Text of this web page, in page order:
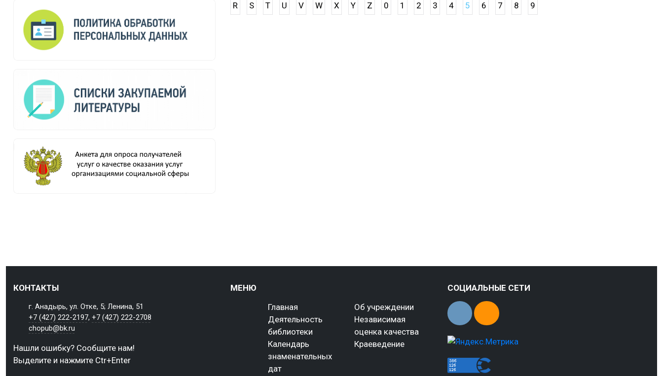
R S T U V W X Y Z 0 1 2 3 4 5 6 7 8 9
КОНТАКТЫ
г. Анадырь, ул. Отке, 5; Ленина, 51
+7 (427) 222-2197,+7 (427) 222-2708
chopub@bk.ru
Нашли ошибку? Сообщите нам!
Выделите и нажмите Ctr+Enter
МЕНЮ
Главная
Об учреждении
Деятельность
библиотеки
Независимая
оценка качества
Календарь
знаменательных
дат
Краеведение
СОЦИАЛЬНЫЕ СЕТИ